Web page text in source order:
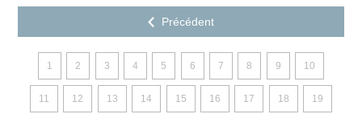
1 2 3 4 5 6 7 8 9 10
11 12 13 14 15 16 17 18 19